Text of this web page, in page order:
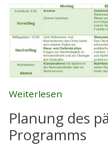
Weiterlesen
Planung des
Programms